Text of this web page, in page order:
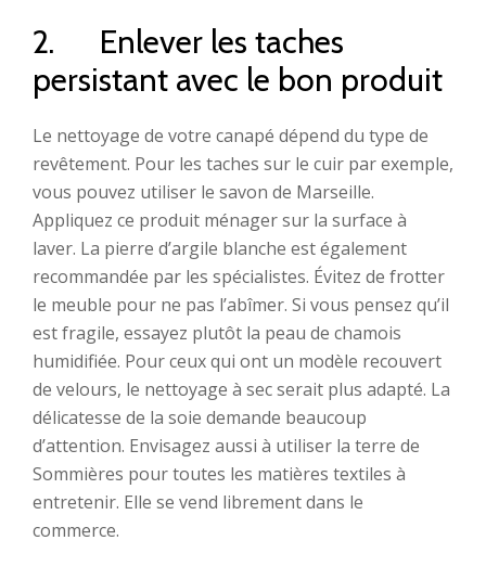
2. Enlever les taches
persistant avec le bon produit
Le nettoyage de votre canapé dépend du type de
revêtement. Pour les taches sur le cuir par exemple,
vous pouvez utiliser le savon de Marseille.
Appliquez ce produit ménager sur la surface à
laver. La pierre d’argile blanche est également
recommandée par les spécialistes. Évitez de frotter
le meuble pour ne pas l’abîmer. Si vous pensez qu’il
est fragile, essayez plutôt la peau de chamois
humidifiée. Pour ceux qui ont un modèle recouvert
de velours, le nettoyage à sec serait plus adapté. La
délicatesse de la soie demande beaucoup
d’attention. Envisagez aussi à utiliser la terre de
Sommières pour toutes les matières textiles à
entretenir. Elle se vend librement dans le
commerce.